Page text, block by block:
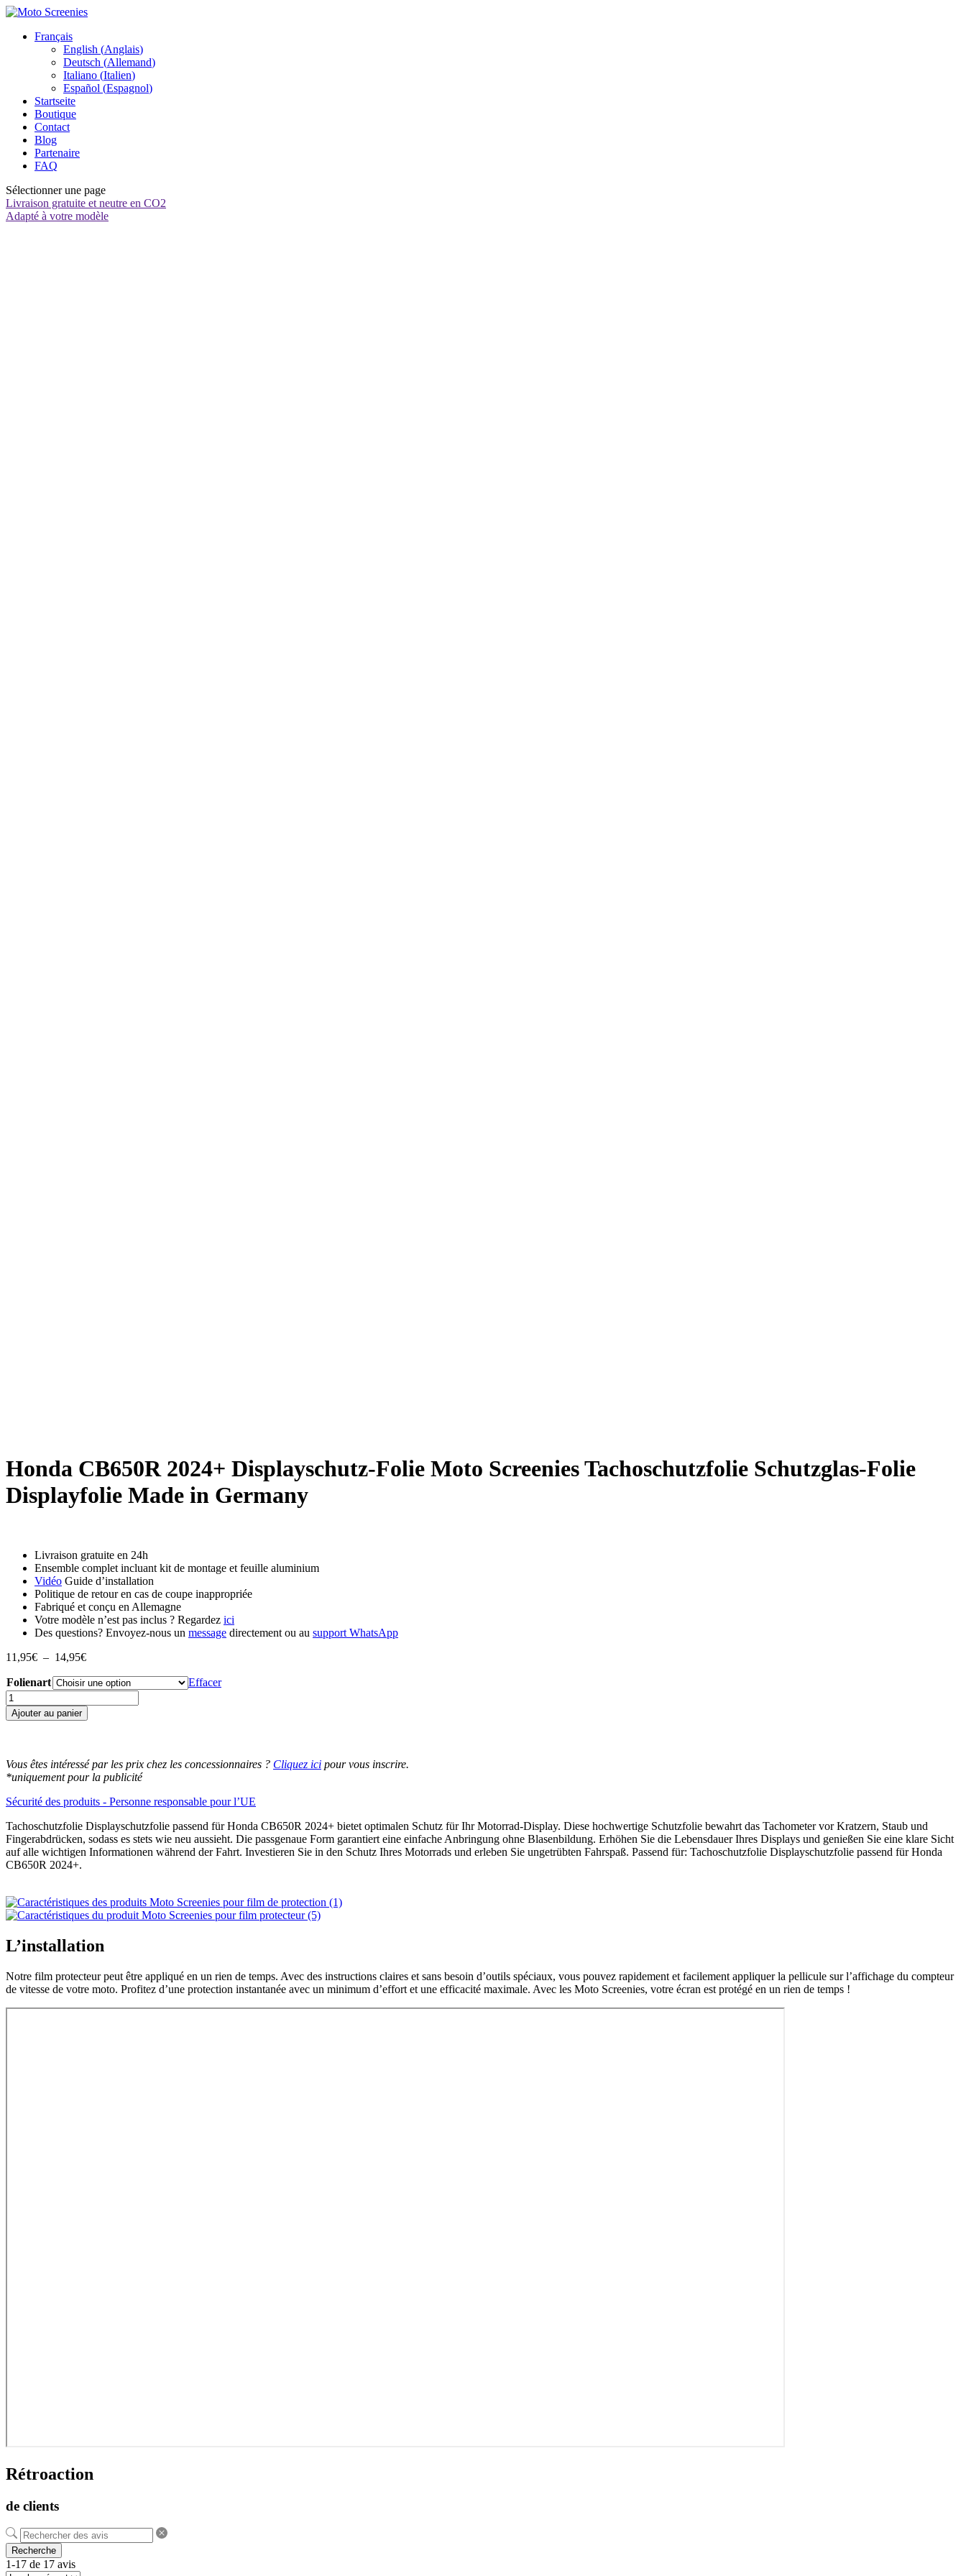
Français
English (Anglais)
Deutsch (Allemand)
Italiano (Italien)
Español (Espagnol)
Startseite
Boutique
Contact
Blog
Partenaire
FAQ
Sélectionner une page
Livraison gratuite et neutre en CO2
Adapté à votre modèle
Honda CB650R 2024+ Displayschutz-Folie Moto Screenies Tachoschutzfolie Schutzglas-Folie
Displayfolie Made in Germany
Livraison gratuite en 24h
Ensemble complet incluant kit de montage et feuille aluminium
Vidéo Guide d’installation
Politique de retour en cas de coupe inappropriée
Fabriqué et conçu en Allemagne
Votre modèle n’est pas inclus ? Regardez ici
Des questions? Envoyez-nous un message directement ou au support WhatsApp
11,95€ – 14,95€Plage
prix :
11,95€
à
14,95€
Folienart
Effacer
quantité
de
Honda
Displayschutz-
Folie
Moto
Screenies
Schutzglas-
Folie
Displayfolie
Made
Ajouter au panier
Vous êtes intéressé par les prix chez les concessionnaires ? Cliquez ici pour vous inscrire.
*uniquement pour la publicité
Sécurité des produits - Personne responsable pour l’UE
Tachoschutzfolie Displayschutzfolie passend für Honda CB650R 2024+ bietet optimalen Schutz für Ihr Motorrad-Display. Diese hochwertige Schutzfolie bewahrt das Tachometer vor Kratzern, Staub und
Fingerabdrücken, sodass es stets wie neu aussieht. Die passgenaue Form garantiert eine einfache Anbringung ohne Blasenbildung. Erhöhen Sie die Lebensdauer Ihres Displays und genießen Sie eine klare Sicht
auf alle wichtigen Informationen während der Fahrt. Investieren Sie in den Schutz Ihres Motorrads und erleben Sie ungetrübten Fahrspaß. Passend für: Tachoschutzfolie Displayschutzfolie passend für Honda
CB650R 2024+.
L’installation
Notre film protecteur peut être appliqué en un rien de temps. Avec des instructions claires et sans besoin d’outils spéciaux, vous pouvez rapidement et facilement appliquer la pellicule sur l’affichage du compteur
de vitesse de votre moto. Profitez d’une protection instantanée avec un minimum d’effort et une efficacité maximale. Avec les Moto Screenies, votre écran est protégé en un rien de temps !
Rétroaction
de clients
Recherche
1-17 de 17 avis